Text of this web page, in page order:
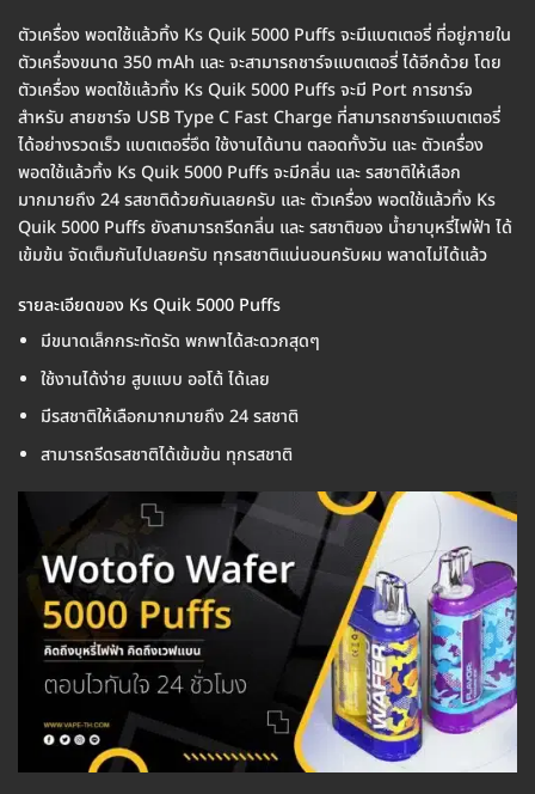
ตัวเครื่อง พอตใช้แล้วทิ้ง Ks Quik 5000 Puffs จะมีแบตเตอรี่ ที่อยู่ภายใน
ตัวเครื่องขนาด 350 mAh และ จะสามารถชาร์จแบตเตอรี่ ได้อีกด้วย โดย
ตัวเครื่อง พอตใช้แล้วทิ้ง Ks Quik 5000 Puffs จะมี Port การชาร์จ
สำหรับ สายชาร์จ USB Type C Fast Charge ที่สามารถชาร์จแบตเตอรี่
ได้อย่างรวดเร็ว แบตเตอรี่อึด ใช้งานได้นาน ตลอดทั้งวัน และ ตัวเครื่อง
พอตใช้แล้วทิ้ง Ks Quik 5000 Puffs จะมีกลิ่น และ รสชาติให้เลือก
มากมายถึง 24 รสชาติด้วยกันเลยครับ และ ตัวเครื่อง พอตใช้แล้วทิ้ง Ks
Quik 5000 Puffs ยังสามารถรีดกลิ่น และ รสชาติของ น้ำยาบุหรี่ไฟฟ้า ได้
เข้มข้น จัดเต็มกันไปเลยครับ ทุกรสชาติแน่นอนครับผม พลาดไม่ได้แล้ว
รายละเอียดของ Ks Quik 5000 Puffs
มีขนาดเล็กกระทัดรัด พกพาได้สะดวกสุดๆ
ใช้งานได้ง่าย สูบแบบ ออโต้ ได้เลย
มีรสชาติให้เลือกมากมายถึง 24 รสชาติ
สามารถรีดรสชาติได้เข้มข้น ทุกรสชาติ